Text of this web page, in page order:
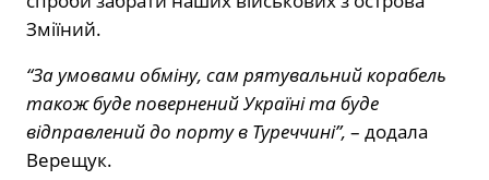
Зміїний.
“За умовами обміну, сам рятувальний корабель
також буде повернений Україні та буде
відправлений до порту в Туреччині”, – додала
Верещук.